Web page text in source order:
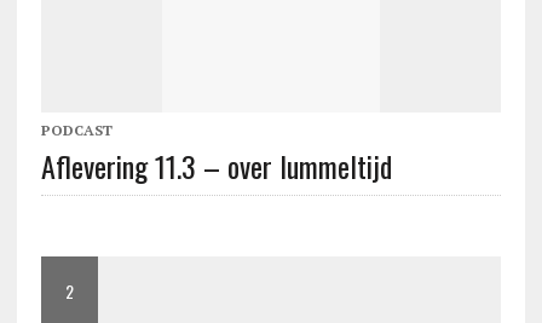
PODCAST
Aflevering 11.3 – over lummeltijd
2